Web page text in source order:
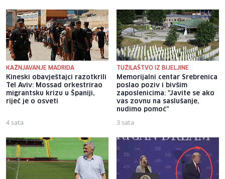
KAŽNJAVANJE MADRIDA
Kineski obavještajci razotkrili
Tel Aviv: Mossad orkestrirao
migrantsku krizu u Španiji,
riječ je o osveti
4 sata
TUŽILAŠTVO IZ BIJELJINE
Memorijalni centar Srebrenica
poslao poziv i bivšim
zaposlenicima: "Javite se ako
vas zovnu na saslušanje,
nudimo pomoć"
3 sata